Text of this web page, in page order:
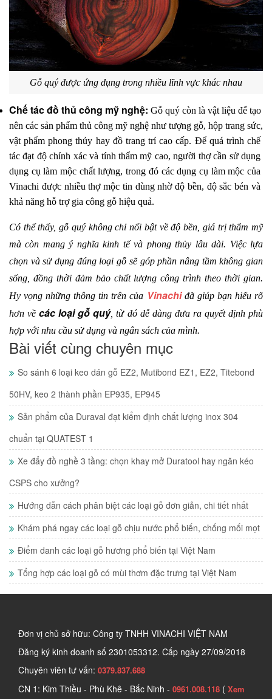
Gỗ quý được ứng dụng trong nhiều lĩnh vực khác nhau
Chế tác đồ thủ công mỹ nghệ: Gỗ quý còn là vật liệu để tạo
nên các sản phẩm thủ công mỹ nghệ như tượng gỗ, hộp trang sức,
vật phẩm phong thủy hay đồ trang trí cao cấp. Để quá trình chế
tác đạt độ chính xác và tính thẩm mỹ cao, người thợ cần sử dụng
dụng cụ làm mộc chất lượng, trong đó các dụng cụ làm mộc của
Vinachi được nhiều thợ mộc tin dùng nhờ độ bền, độ sắc bén và
khả năng hỗ trợ gia công gỗ hiệu quả.
Có thể thấy, gỗ quý không chỉ nổi bật về độ bền, giá trị thẩm mỹ
mà còn mang ý nghĩa kinh tế và phong thủy lâu dài. Việc lựa
chọn và sử dụng đúng loại gỗ sẽ góp phần nâng tầm không gian
sống, đồng thời đảm bảo chất lượng công trình theo thời gian.
Hy vọng những thông tin trên của Vinachi đã giúp bạn hiểu rõ
hơn về các loại gỗ quý, từ đó dễ dàng đưa ra quyết định phù
hợp với nhu cầu sử dụng và ngân sách của mình.
Bài viết cùng chuyên mục
So sánh 6 loại keo dán gỗ EZ2, Mutibond EZ1, EZ2, Titebond
50HV, keo 2 thành phần EP935, EP945
Sản phẩm của Duraval đạt kiểm định chất lượng inox 304
chuẩn tại QUATEST 1
Xe đẩy đồ nghề 3 tầng: chọn khay mở Duratool hay ngăn kéo
CSPS cho xưởng?
Hướng dẫn cách phân biệt các loại gỗ đơn giản, chi tiết nhất
Khám phá ngay các loại gỗ chịu nước phổ biến, chống mối mọt
Điểm danh các loại gỗ hương phổ biến tại Việt Nam
Tổng hợp các loại gỗ có mùi thơm đặc trưng tại Việt Nam
Đơn vị chủ sở hữu: Công ty TNHH VINACHI VIỆT NAM
Đăng ký kinh doanh số 2301053312. Cấp ngày 27/09/2018
Chuyên viên tư vấn: 0379.837.688
CN 1: Kim Thiều - Phù Khê - Bắc Ninh - 0961.008.118 ( Xem